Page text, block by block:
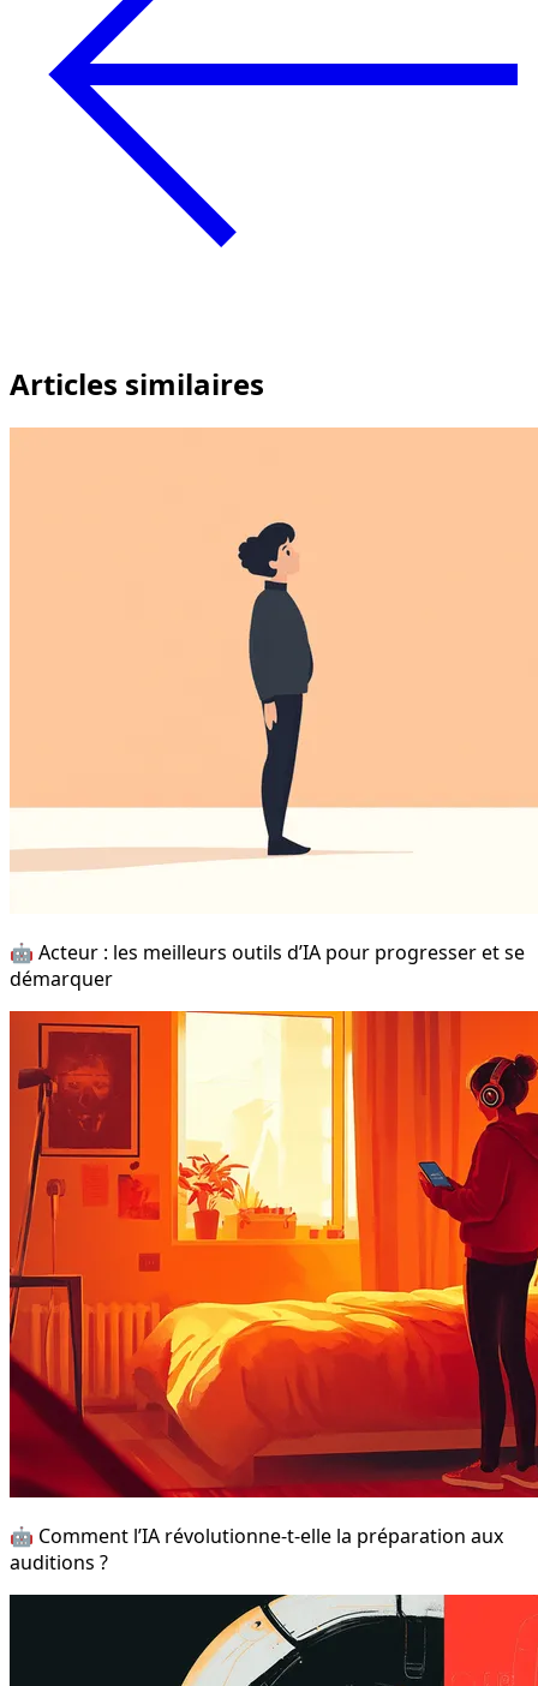
Articles similaires
🤖 Acteur : les meilleurs outils d’IA pour progresser et se
démarquer
🤖 Comment l’IA révolutionne-t-elle la préparation aux
auditions ?